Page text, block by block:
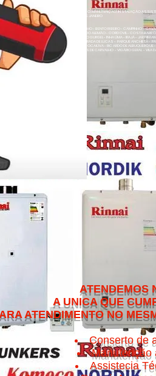
AQUECEDOR A GÁS , CONSERTO, MANUTENÇÃO, INSTALAÇÃO
LOJA A HONORIO GURGEL RIO DE JANEIRO
ZONA NORTE
ACARÍ - ANCHIETA - BARROS FILHO - BENTO RIBEIRO - CAMPINHO -
NETO - COLÉGIO - COMPLEXO DO ALEMÃO - CORDOVIL - COSTA
RAINHA - GUADALUPE - HONÓRIO GURGEL - INHAÚMA - IRAJÁ - JARDIM
HERMES - OSVALDO CRUZ - PARADA DE LUCAS - PARQUE ANCHIETA -
- PENHA CIRCULAR - QUINTINO BOCAIÚVA - RICARDO DE
- TURIAÇÚ - VAZ LOBO - VICENTE DE CARVALHO - VIGÁRIO GERAL -
ALEGRE
-
-
NO
CUMPRE O
NO MESMO DIA,
Conserto de
Manutenção
Assistecia